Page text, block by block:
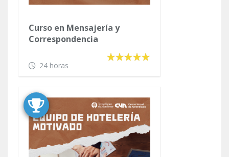
Curso en Mensajería y
Correspondencia
24 horas